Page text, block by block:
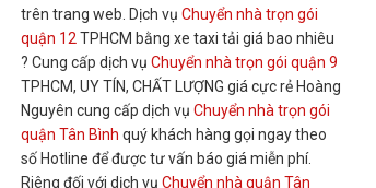
trên trang web. Dịch vụChuyển nhà trọn gói
quận 12 TPHCM bằng xe taxi tải giá bao nhiêu
? Cung cấp dịch vụChuyển nhà trọn gói quận 9
TPHCM, UY TÍN, CHẤT LƯỢNG giá cực rẻ Hoàng
Nguyên cung cấp dịch vụChuyển nhà trọn gói
quận Tân Bình quý khách hàng gọi ngay theo
số Hotline để được tư vấn báo giá miễn phí.
Riêng đối với dịch vụChuyển nhà quận Tân